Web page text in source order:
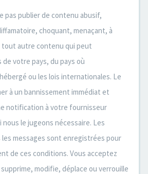
pas publier de contenu abusif,
choquant, menaçant, à
tout autre contenu qui peut
votre pays, du pays où
ou les lois internationales. Le
à un bannissement immédiat et
notification à votre fournisseur
nous le jugeons nécessaire. Les
les messages sont enregistrées pour
de ces conditions. Vous acceptez
supprime, modifie, déplace ou verrouille